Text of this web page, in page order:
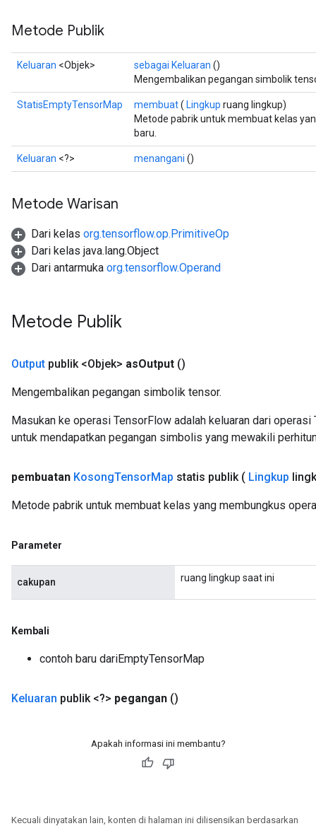
Metode Publik
Keluaran <Objek> sebagai Keluaran ()
Mengembalikan pegangan simbolik
StatisEmptyTensorMap membuat( Lingkup ruang lingkup)
Metode pabrik untuk membuat kelas
baru.
Keluaran <?> menangani ()
Metode Warisan
Dari kelas org.tensorflow.op.PrimitiveOp
Dari kelas java.lang.Object
Dari antarmuka org.tensorflow.Operand
Metode Publik
Output publik <Objek> asOutput ()
Mengembalikan pegangan simbolik tensor.
Masukan ke operasi TensorFlow adalah keluaran dari
untuk mendapatkan pegangan simbolis yang mewakili
pembuatan KosongTensorMap statis publik ( Lingkup
Metode pabrik untuk membuat kelas yang membungkus
Parameter
cakupan ruang lingkup saat ini
Kembali
contoh baru dariEmptyTensorMap
Keluaran publik <?> pegangan ()
Apakah informasi ini membantu?
Kecuali dinyatakan lain, konten di halaman ini dilisensikan berdasarkan